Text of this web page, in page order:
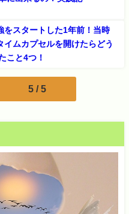
をスタートした1年前！当時
イムカプセルを開けたらどう
こと4つ！
5 / 5